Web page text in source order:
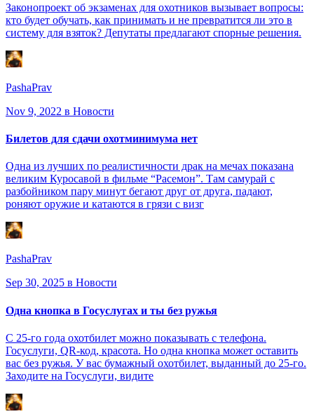
Законопроект об экзаменах для охотников вызывает вопросы:
кто будет обучать, как принимать и не превратится ли это в
систему для взяток? Депутаты предлагают спорные решения.
PashaPrav
Nov 9, 2022 в Новости
Билетов для сдачи охотминимума нет
Одна из лучших по реалистичности драк на мечах показана
великим Куросавой в фильме “Расемон”. Там самурай с
разбойником пару минут бегают друг от друга, падают,
роняют оружие и катаются в грязи с визг
PashaPrav
Sep 30, 2025 в Новости
Одна кнопка в Госуслугах и ты без ружья
С 25-го года охотбилет можно показывать с телефона.
Госуслуги, QR-код, красота. Но одна кнопка может оставить
вас без ружья. У вас бумажный охотбилет, выданный до 25-го.
Заходите на Госуслуги, видите